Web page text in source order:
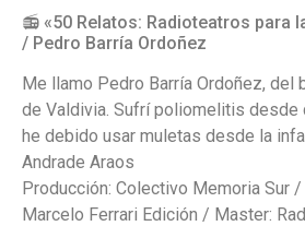
📻 «50 Relatos: Radioteatros para
/ Pedro Barría Ordoñez
Me llamo Pedro Barría Ordoñez, del
de Valdivia. Sufrí poliomelitis desde
he debido usar muletas desde la
Andrade Araos
Producción: Colectivo Memoria Sur /
Marcelo Ferrari Edición / Master: